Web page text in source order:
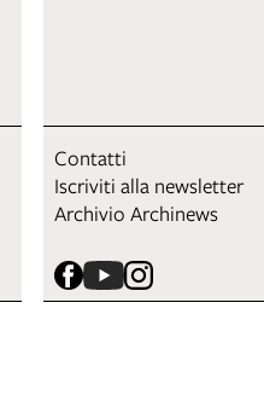
Contatti
Iscriviti alla newsletter
Archivio Archinews